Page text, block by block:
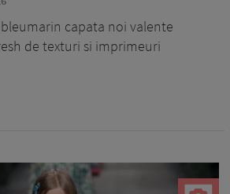
capata noi valente
de texturi si imprimeuri